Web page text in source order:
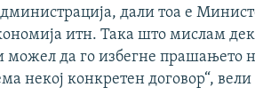
дали тоа е
итн. Така што мислам дека
можел да го избегне прашањето
некој конкретен договор“,